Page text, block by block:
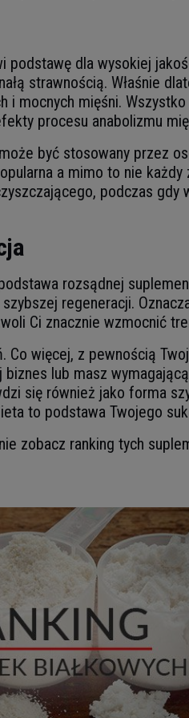
podstawę dla wysokiej
strawnością. Właśnie
mocnych mięśni.
procesu anabolizmu
być stosowany przez
a mimo to nie
podczas gdy
rozsądnej
regeneracji.
Ci znacznie wzmocnić
więcej, z pewnością
lub masz
się również jako forma
to podstawa Twojego
zobacz ranking tych